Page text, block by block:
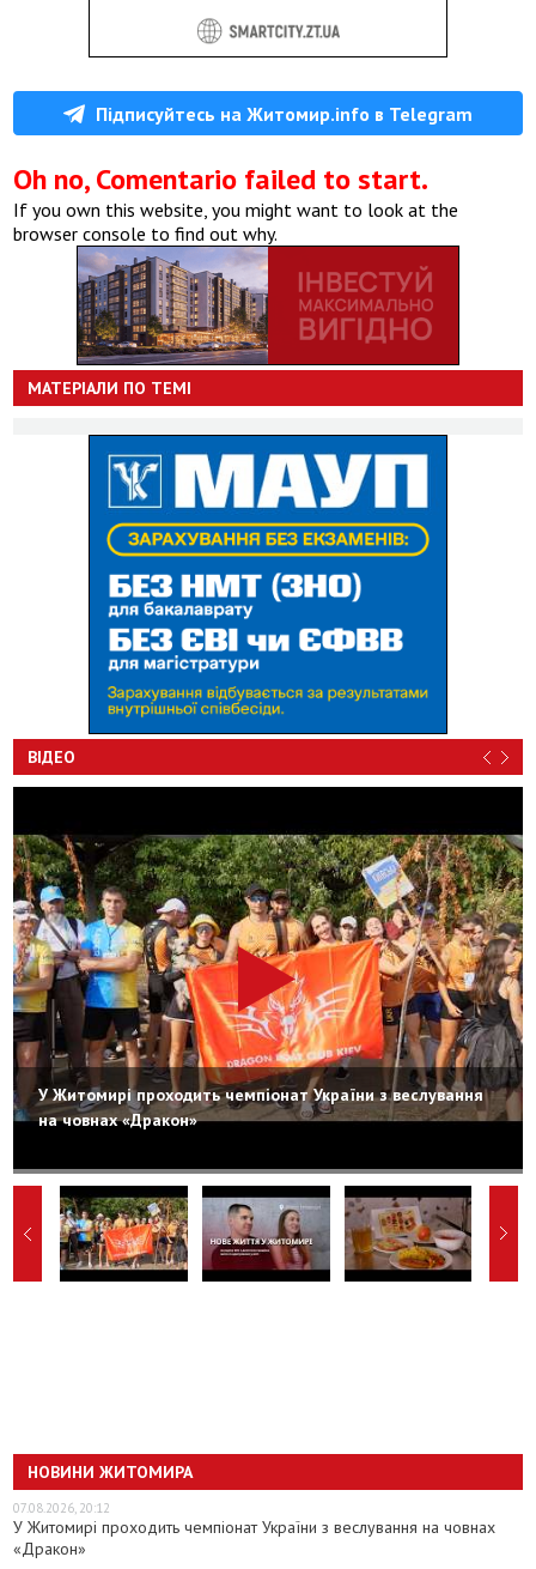
Підписуйтесь на Житомир.info в Telegram
Oh no, Comentario failed to start.
If you own this website, you might want to look at the
browser console to find out why.
МАТЕРІАЛИ ПО ТЕМІ
ВІДЕО
У Житомирі проходить чемпіонат України з веслування
на човнах «Дракон»
НОВИНИ ЖИТОМИРА
07.08.2026, 20:12
У Житомирі проходить чемпіонат України з веслування на човнах
«Дракон»